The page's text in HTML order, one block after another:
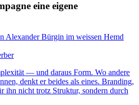
eine eigene
— und daraus Form. Wo andere
denkt er beides als eines. Branding,
ihn nicht trotz Struktur, sondern durch